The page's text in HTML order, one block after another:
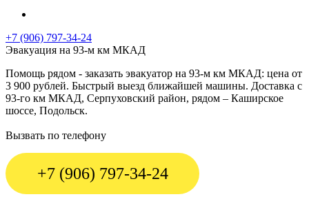
+7 (906) 797-34-24
Эвакуация на 93-м км МКАД
Помощь рядом - заказать эвакуатор на 93-м км МКАД: цена от
3 900 рублей. Быстрый выезд ближайшей машины. Доставка с
93-го км МКАД, Серпуховский район, рядом – Каширское
шоссе, Подольск.
Вызвать по телефону
+7 (906) 797-34-24